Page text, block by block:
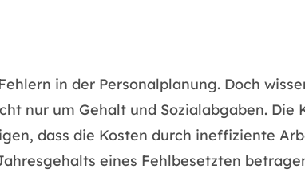
in der Personalplanung. Doch
nur um Gehalt und Sozialabgaben. Die
dass die Kosten durch ineffiziente
eines Fehlbesetzten